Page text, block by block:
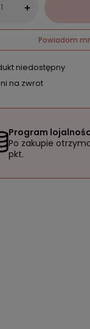
+
Powiadom
niedostępny
na zwrot
Program
Po zakupie
pkt.